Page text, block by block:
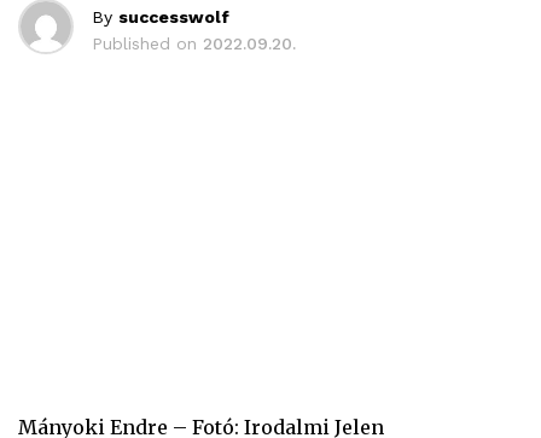
By successwolf
Published on 2022.09.20.
Mányoki Endre – Fotó: Irodalmi Jelen